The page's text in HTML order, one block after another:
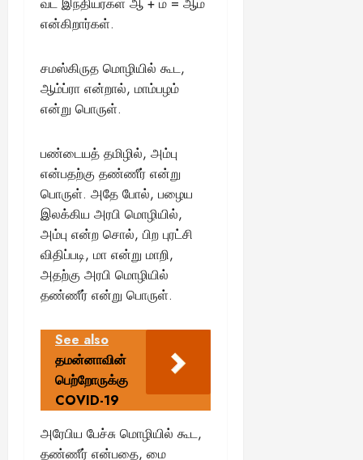
என்கிறார்கள்.
சமஸ்கிருத மொழியில் கூட,
ஆம்ப்ரா என்றால், மாம்பழம்
என்று பொருள்.
பண்டையத் தமிழில், அம்பு
என்பதற்கு தண்ணீர் என்று
பொருள். அதே போல், பழைய
இலக்கிய அரபி மொழியில்,
அம்பு என்ற சொல், பிற புரட்சி
விதிப்படி, மா என்று மாறி,
அதற்கு அரபி மொழியில்
தண்ணீர் என்று பொருள்.
See also
தமன்னாவின்
பெற்றோருக்கு
COVID-19
அரேபிய பேச்சு மொழியில் கூட,
தண்ணீர் என்பதை, மை